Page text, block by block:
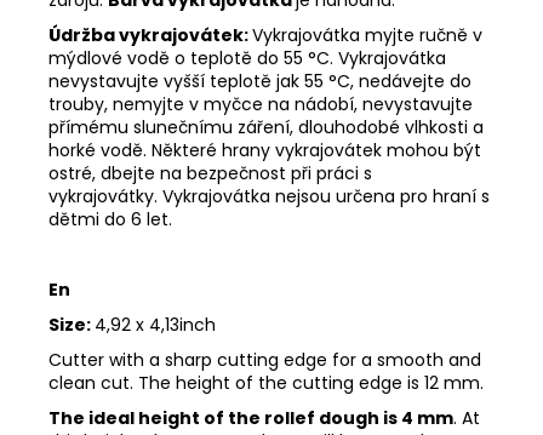
Údržba vykrajovátek:Vykrajovátka myjte ručně v
mýdlové vodě o teplotě do 55 °C. Vykrajovátka
nevystavujte vyšší teplotě jak 55 °C, nedávejte do
trouby, nemyjte v myčce na nádobí, nevystavujte
přímému slunečnímu záření, dlouhodobé vlhkosti a
horké vodě. Některé hrany vykrajovátek mohou být
ostré, dbejte na bezpečnost při práci s
vykrajovátky. Vykrajovátka nejsou určena pro hraní s
dětmi do 6 let.
En
Size: 4,92 x 4,13inch
Cutter with a sharp cutting edge for a smooth and
clean cut. The height of the cutting edge is 12 mm.
The ideal height of the rollef dough is 4 mm. At